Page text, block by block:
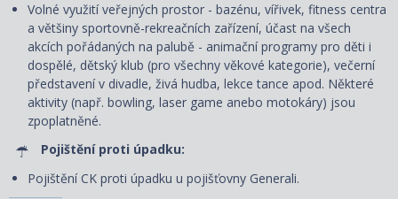
Volné využití veřejných prostor - bazénu, vířivek, fitness centra
a většiny sportovně-rekreačních zařízení, účast na všech
akcích pořádaných na palubě - animační programy pro děti i
dospělé, dětský klub (pro všechny věkové kategorie), večerní
představení v divadle, živá hudba, lekce tance apod. Některé
aktivity (např. bowling, laser game anebo motokáry) jsou
zpoplatněné.
Pojištění proti úpadku:
Pojištění CK proti úpadku u pojišťovny Generali.